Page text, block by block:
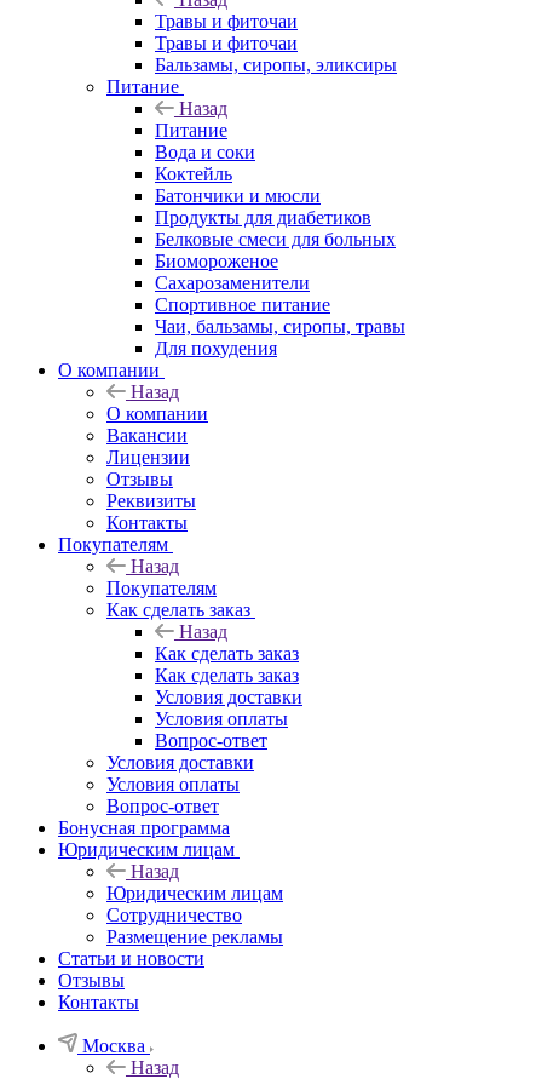
Травы и фиточаи
Травы и фиточаи
Бальзамы, сиропы, эликсиры
Питание
Назад
Питание
Вода и соки
Коктейль
Батончики и мюсли
Продукты для диабетиков
Белковые смеси для больных
Биомороженое
Сахарозаменители
Спортивное питание
Чаи, бальзамы, сиропы, травы
Для похудения
О компании
Назад
О компании
Вакансии
Лицензии
Отзывы
Реквизиты
Контакты
Покупателям
Назад
Покупателям
Как сделать заказ
Назад
Как сделать заказ
Как сделать заказ
Условия доставки
Условия оплаты
Вопрос-ответ
Условия доставки
Условия оплаты
Вопрос-ответ
Бонусная программа
Юридическим лицам
Назад
Юридическим лицам
Сотрудничество
Размещение рекламы
Статьи и новости
Отзывы
Контакты
Москва
Назад